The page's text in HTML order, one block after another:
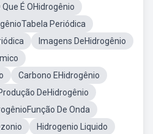
Que É OHidrogênio
Periódica
Imagens DeHidrogênio
Carbono EHidrogênio
DeHidrogênio
De Onda
Hidrogenio Liquido